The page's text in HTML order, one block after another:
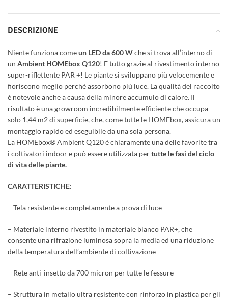
DESCRIZIONE
Niente funziona comeun LED da 600 Wche si trova all’interno di
un Ambient HOMEbox Q120! E tutto grazie al rivestimento interno
super-riflettente PAR +! Le piante si sviluppano più velocemente e
fioriscono meglio perché assorbono più luce. La qualità del raccolto
è notevole anche a causa della minore accumulo di calore. Il
risultato è una growroom incredibilmente efficiente che occupa
solo 1,44 m2 di superficie, che, come tutte le HOMEbox, assicura un
montaggio rapido ed eseguibile da una sola persona.
La HOMEbox® Ambient Q120 è chiaramente una delle favorite tra
i coltivatori indoor e può essere utilizzata pertutte le fasi del ciclo
di vita delle piante.
CARATTERISTICHE:
– Tela resistente e completamente a prova di luce
– Materiale interno rivestito in materiale bianco PAR+, che
consente una rifrazione luminosa sopra la media ed una riduzione
della temperatura dell’ambiente di coltivazione
– Rete anti-insetto da 700 micron per tutte le fessure
– Struttura in metallo ultra resistente con rinforzo in plastica per gli